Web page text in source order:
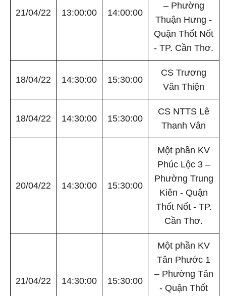
21/04/22 13:00:00 14:00:00
– Phường
Thuận Hưng -
Quận Thốt Nốt
- TP. Cần Thơ.
18/04/22 14:30:00 15:30:00
CS Trương
Văn Thiện
18/04/22 14:30:00 15:30:00
CS NTTS Lê
Thanh Vân
20/04/22 14:30:00 15:30:00
Một phần KV
Phúc Lộc 3 –
Phường Trung
Kiên - Quận
Thốt Nốt - TP.
Cần Thơ.
21/04/22 14:30:00 15:30:00
Một phần KV
Tân Phước 1
– Phường Tân
- Quận Thốt